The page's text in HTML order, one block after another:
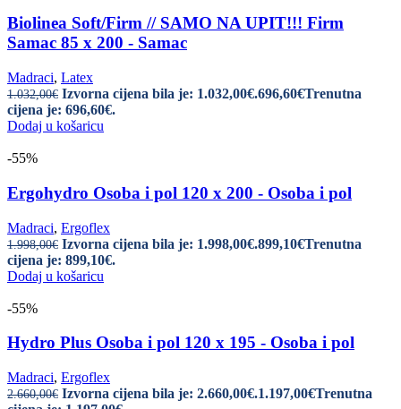
Biolinea Soft/Firm // SAMO NA UPIT!!! Firm
Samac 85 x 200 - Samac
Madraci, Latex
1.032,00€ Izvorna cijena bila je: 1.032,00€.696,60€Trenutna
cijena je: 696,60€.
Dodaj u košaricu
-55%
Ergohydro Osoba i pol 120 x 200 - Osoba i pol
Madraci, Ergoflex
1.998,00€ Izvorna cijena bila je: 1.998,00€.899,10€Trenutna
cijena je: 899,10€.
Dodaj u košaricu
-55%
Hydro Plus Osoba i pol 120 x 195 - Osoba i pol
Madraci, Ergoflex
2.660,00€ Izvorna cijena bila je: 2.660,00€.1.197,00€Trenutna